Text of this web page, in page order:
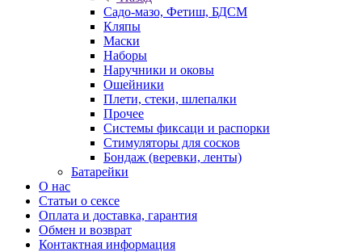
Садо-мазо, Фетиш, БДСМ
Кляпы
Маски
Наборы
Наручники и оковы
Ошейники
Плети, стеки, шлепалки
Прочее
Системы фиксаци и распорки
Стимуляторы для сосков
Бондаж (веревки, ленты)
Батарейки
О нас
Статьи о сексе
Оплата и доставка, гарантия
Обмен и возврат
Контактная информация